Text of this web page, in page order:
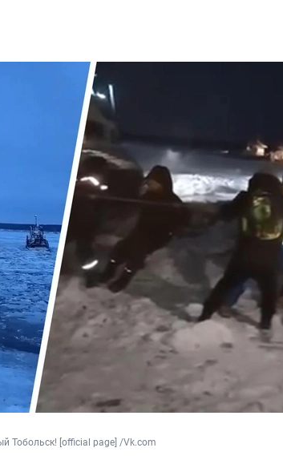
Тобольск! [official page] /Vk.com